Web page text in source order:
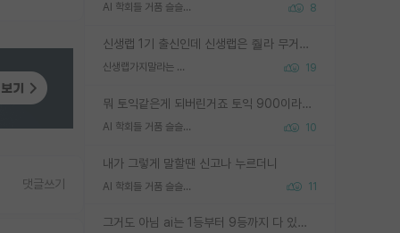
AI 학회들 거품 슬슬 지적이 나오네요 8
신생랩 1기 출신인데 신생랩은 줠라 무거운 바벨 같은거임. 들면 대박인데 못들면 깔려 죽음. 아무도 알려주지 않는 환경에서 자생해야하지만, 일단 살아남았다면 그 어떤 사람보다 악착같고 생존력 높은 사람으로 거듭날 수 있음
신생랩가지말라는 이유가 있었구나 19
뭐 토익같은게 되버린거죠 토익 900이라고 영어잘하는건 아닙니다만 잘하는사람은 다 900을 넘는 그런
AI 학회들 거품 슬슬 지적이 나오네요 10
내가 그렇게 말할땐 신고나 누르더니
AI 학회들 거품 슬슬 지적이 나오네요 11
그거도 아님 ai는 1등부터 9등까지 다 있음 그거도 없는 사람은 뭐냐 교수가 그냥 못하게 한거 1등급도 교수가 막으면 안됨
댓글쓰기